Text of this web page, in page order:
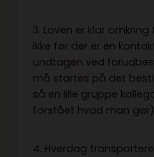
3. Loven er klar
ikke før der er en
undtagen ved
må startes på det
så en lille gruppe
forstået hvad man gør)
4. Hverdag